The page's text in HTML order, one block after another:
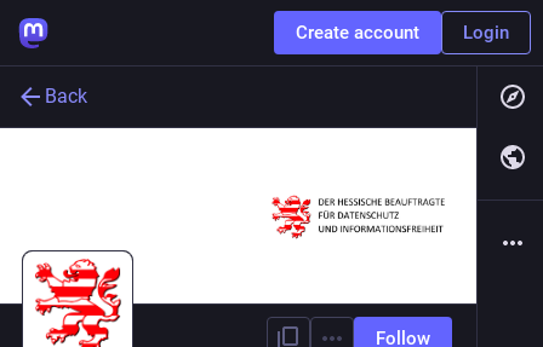
Create account Login
Back
Follow